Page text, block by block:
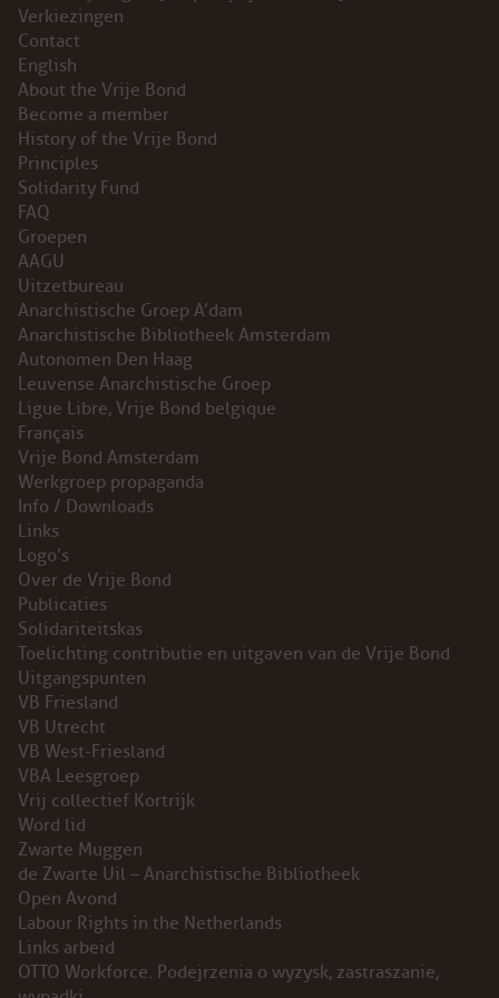
ABONNEMENT
ARCHIEF
WEBSITE
ARBEID
LABOUR RIGHTS
LINKS ARBEID
LINKS
LABOUR RIGHTS
FACEBOOK
INSTAGRAM
BLUESKY
ENGLISH
ABOUT THE VRIJE BOND
PRINCIPLES
BECOME A MEMBER
SOLIDARITY FUND
HISTORY OF THE VRIJE BOND
FREE ASSOCIATION
Verkiezingen
Contact
English
About the Vrije Bond
Become a member
History of the Vrije Bond
Principles
Solidarity Fund
FAQ
Groepen
AAGU
Uitzetbureau
Anarchistische Groep A’dam
Anarchistische Bibliotheek Amsterdam
Autonomen Den Haag
Leuvense Anarchistische Groep
Ligue Libre, Vrije Bond belgique
Français
Vrije Bond Amsterdam
Werkgroep propaganda
Info / Downloads
Links
Logo’s
Over de Vrije Bond
Publicaties
Solidariteitskas
Toelichting contributie en uitgaven van de Vrije Bond
Uitgangspunten
VB Friesland
VB Utrecht
VB West-Friesland
VBA Leesgroep
Vrij collectief Kortrijk
Word lid
Zwarte Muggen
de Zwarte Uil – Anarchistische Bibliotheek
Open Avond
Labour Rights in the Netherlands
Links arbeid
OTTO Workforce. Podejrzenia o wyzysk, zastraszanie,